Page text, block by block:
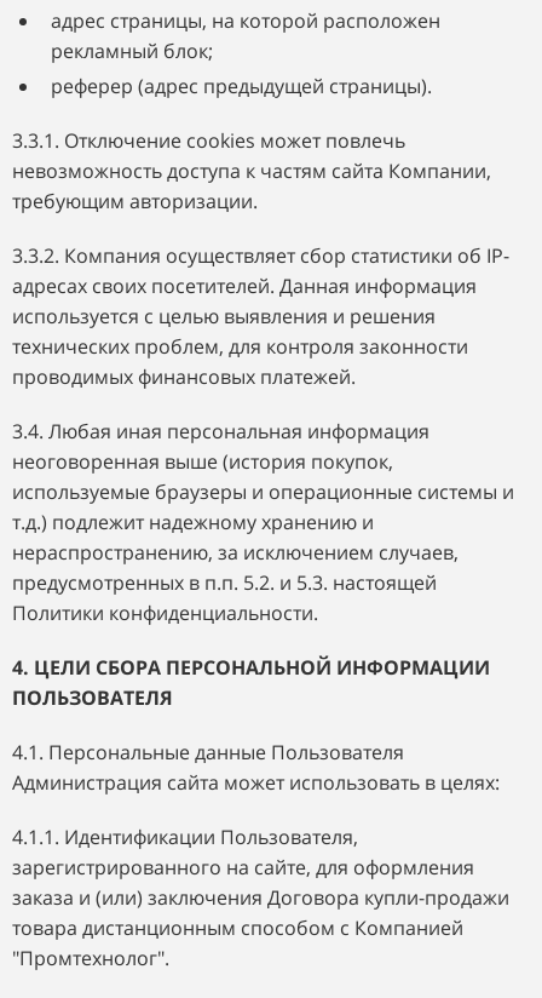
адрес страницы, на которой расположен
рекламный блок;
реферер (адрес предыдущей страницы).
3.3.1. Отключение cookies может повлечь
невозможность доступа к частям сайта Компании,
требующим авторизации.
3.3.2. Компания осуществляет сбор статистики об IP-
адресах своих посетителей. Данная информация
используется с целью выявления и решения
технических проблем, для контроля законности
проводимых финансовых платежей.
3.4. Любая иная персональная информация
неоговоренная выше (история покупок,
используемые браузеры и операционные системы и
т.д.) подлежит надежному хранению и
нераспространению, за исключением случаев,
предусмотренных в п.п. 5.2. и 5.3. настоящей
Политики конфиденциальности.
4. ЦЕЛИ СБОРА ПЕРСОНАЛЬНОЙ ИНФОРМАЦИИ
ПОЛЬЗОВАТЕЛЯ
4.1. Персональные данные Пользователя
Администрация сайта может использовать в целях:
4.1.1. Идентификации Пользователя,
зарегистрированного на сайте, для оформления
заказа и (или) заключения Договора купли-продажи
товара дистанционным способом с Компанией
"Промтехнолог".